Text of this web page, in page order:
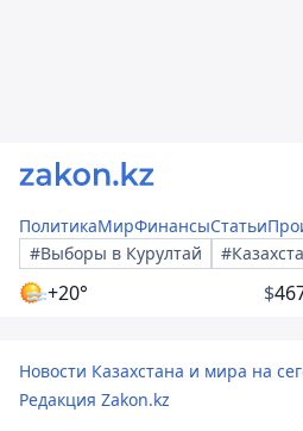
ПолитикаМирФинансыСтатьи
#Выборы в Курултай
+20° $
Новости Казахстана и мира на
Редакция Zakon.kz